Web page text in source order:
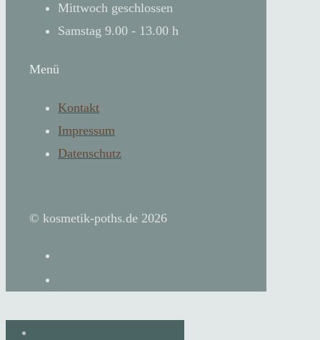
Mittwoch geschlossen
Samstag 9.00 - 13.00 h
Menü
Kontakt
Impressum
Datenschutz
© kosmetik-poths.de 2026